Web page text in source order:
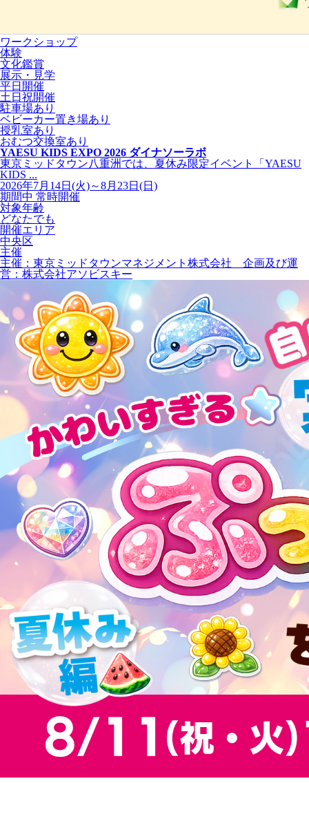
ワークショップ
体験
文化鑑賞
展示・見学
平日開催
土日祝開催
駐車場あり
ベビーカー置き場あり
授乳室あり
おむつ交換室あり
YAESU KIDS EXPO 2026 ダイナソーラボ
東京ミッドタウン八重洲では、夏休み限定イベント「YAESU
KIDS ...
2026年7月14日(火)～8月23日(日)
期間中 常時開催
対象年齢
どなたでも
開催エリア
中央区
主催
主催：東京ミッドタウンマネジメント株式会社 企画及び運
営：株式会社アソビスキー